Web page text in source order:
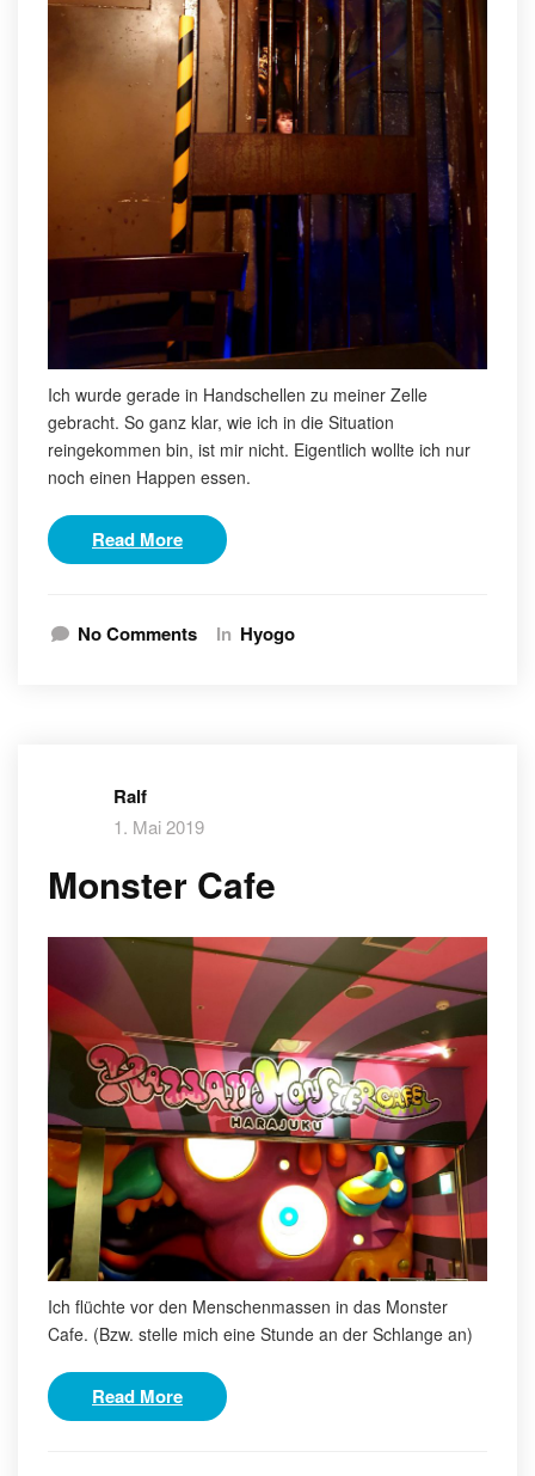
Ich wurde gerade in Handschellen zu meiner Zelle
gebracht. So ganz klar, wie ich in die Situation
reingekommen bin, ist mir nicht. Eigentlich wollte ich nur
noch einen Happen essen.
Read More
No Comments In Hyogo
Ralf
1. Mai 2019
Monster Cafe
Ich flüchte vor den Menschenmassen in das Monster
Cafe. (Bzw. stelle mich eine Stunde an der Schlange an)
Read More